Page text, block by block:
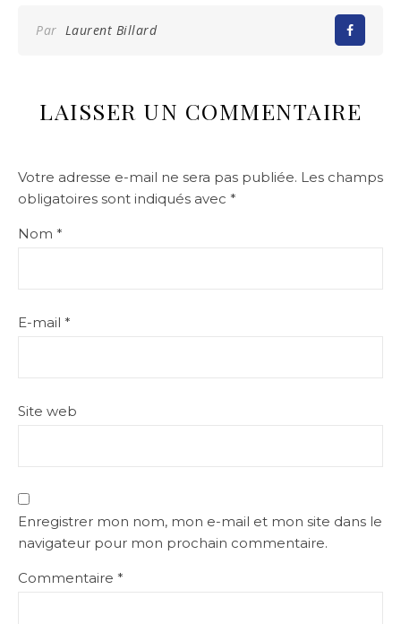
Par Laurent Billard
LAISSER UN COMMENTAIRE
Votre adresse e-mail ne sera pas publiée. Les champs
obligatoires sont indiqués avec *
Nom *
E-mail *
Site web
Enregistrer mon nom, mon e-mail et mon site dans le
navigateur pour mon prochain commentaire.
Commentaire *